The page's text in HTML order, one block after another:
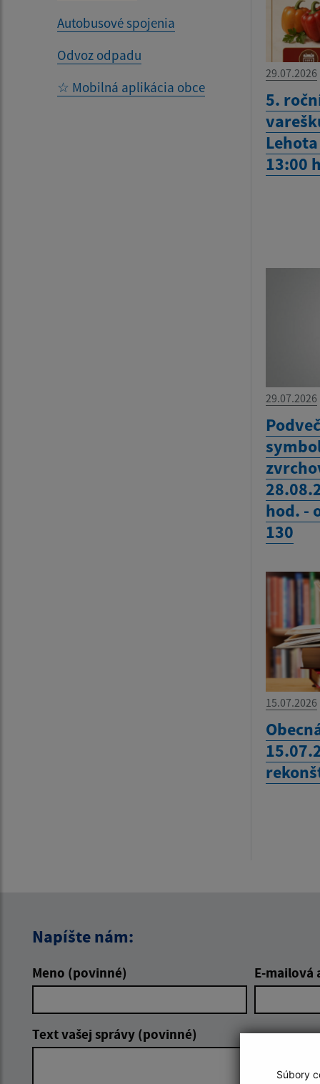
Súbory
Autobusové spojenia
Odvoz odpadu
☆ Mobilná aplikácia obce
29.07.2026
5.
13:00
29.07.2026
hod. -
130
15.07.2026
Napíšte nám:
Meno (povinné) E-mailová
Text vašej správy (povinné)